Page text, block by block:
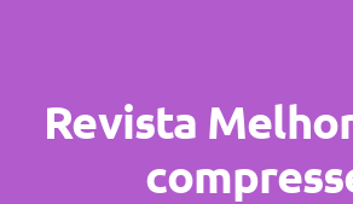
Revista